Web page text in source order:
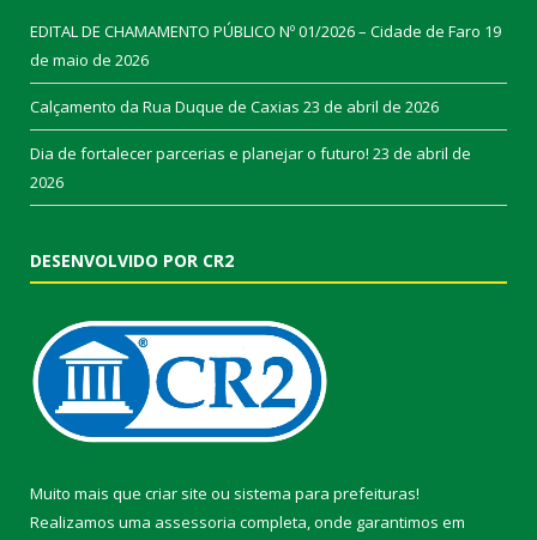
EDITAL DE CHAMAMENTO PÚBLICO Nº 01/2026 – Cidade de Faro 19
de maio de 2026
Calçamento da Rua Duque de Caxias 23 de abril de 2026
Dia de fortalecer parcerias e planejar o futuro! 23 de abril de
2026
DESENVOLVIDO POR CR2
Muito mais que criar site ou sistema para prefeituras!
Realizamos uma assessoria completa, onde garantimos em